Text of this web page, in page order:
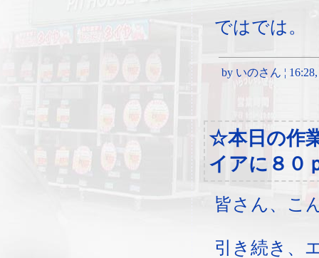
ではでは。
by いのさん ¦
☆本日の作
イアに８０
皆さん、こ
引き続き、